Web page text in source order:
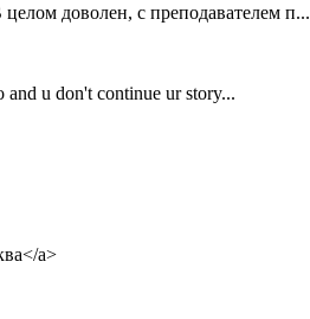
доволен, с преподавателем п...
u don't continue ur story...
a>